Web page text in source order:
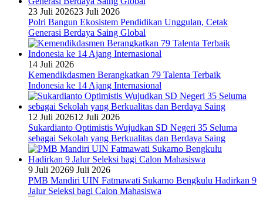
23 Juli 202623 Juli 2026
Polri Bangun Ekosistem Pendidikan Unggulan, Cetak
Generasi Berdaya Saing Global
14 Juli 2026
Kemendikdasmen Berangkatkan 79 Talenta Terbaik
Indonesia ke 14 Ajang Internasional
12 Juli 202612 Juli 2026
Sukardianto Optimistis Wujudkan SD Negeri 35 Seluma
sebagai Sekolah yang Berkualitas dan Berdaya Saing
9 Juli 20269 Juli 2026
PMB Mandiri UIN Fatmawati Sukarno Bengkulu Hadirkan 9
Jalur Seleksi bagi Calon Mahasiswa